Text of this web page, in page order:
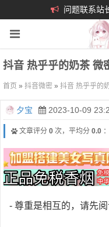
问题联系站
抖音 热乎乎的奶茶 微
首页 » 抖音微密 » 抖音 热乎乎的
夕宝 2023-10-09
文章评分 0 次，平均分 0.0 ：
- 尊重是相互的，请先